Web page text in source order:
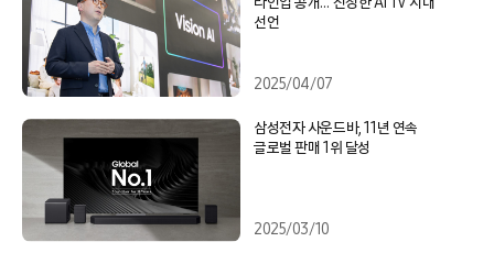
선언
2025/04/07
삼성전자 사운드바, 11년 연속
글로벌 판매 1위 달성
2025/03/10